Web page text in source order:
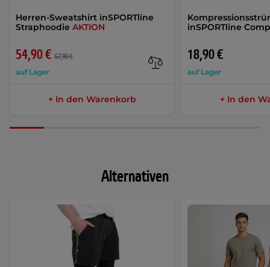
Herren-Sweatshirt inSPORTline
Straphoodie AKTION
54,90 € 67,90 €
auf Lager
+ In den Warenkorb
inSPORTline
18,90 €
auf Lager
+ In den
Alternativen